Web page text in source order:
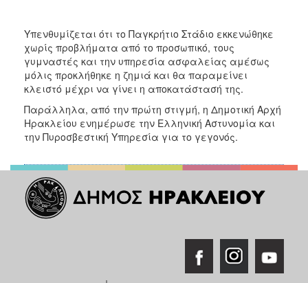
ΠΟΛΙΤΙΣΜΟΣ
ΑΝΘΕΚΤΙΚΗ
ΠΟΛΗ
Υπενθυμίζεται ότι το Παγκρήτιο Στάδιο εκκενώθηκε
χωρίς προβλήματα από το προσωπικό, τους
γυμναστές και την υπηρεσία ασφαλείας αμέσως
μόλις προκλήθηκε η ζημιά και θα παραμείνει
κλειστό μέχρι να γίνει η αποκατάστασή της.
Παράλληλα, από την πρώτη στιγμή, η Δημοτική Αρχή
Ηρακλείου ενημέρωσε την Ελληνική Αστυνομία και
την Πυροσβεστική Υπηρεσία για το γεγονός.